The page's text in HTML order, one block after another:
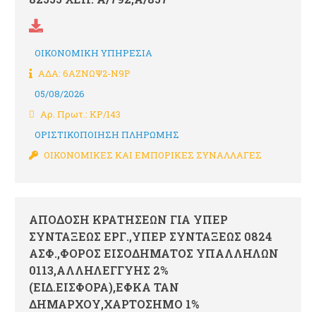
ΟΙΚΟΝΟΜΙΚΗ ΥΠΗΡΕΣΙΑ
ΑΔΑ: 6ΑΖΝΩΨ2-Ν9Ρ
05/08/2026
Αρ. Πρωτ.: ΚΡ/143
ΟΡΙΣΤΙΚΟΠΟΙΗΣΗ ΠΛΗΡΩΜΗΣ
ΟΙΚΟΝΟΜΙΚΕΣ ΚΑΙ ΕΜΠΟΡΙΚΕΣ ΣΥΝΑΛΛΑΓΕΣ
ΑΠΟΔΟΣΗ ΚΡΑΤΗΣΕΩΝ ΓΙΑ ΥΠΕΡ
ΣΥΝΤΑΞΕΩΣ ΕΡΓ.,ΥΠΕΡ ΣΥΝΤΑΞΕΩΣ 0824
ΑΣΦ.,ΦΟΡΟΣ ΕΙΣΟΔΗΜΑΤΟΣ ΥΠΑΛΛΗΛΩΝ
0113,ΑΛΛΗΛΕΓΓΥΗΣ 2%
(ΕΙΔ.ΕΙΣΦΟΡΑ),ΕΦΚΑ ΤΑΝ
ΔΗΜΑΡΧΟΥ,ΧΑΡΤΟΣΗΜΟ 1%